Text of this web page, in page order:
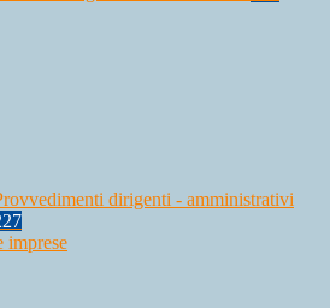
dirigenti - amministrativi
imprese